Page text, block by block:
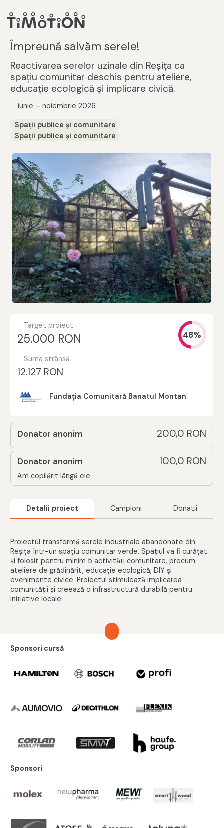
Împreună salvăm serele!
Reactivarea serelor uzinale din Reșița ca
spațiu comunitar deschis pentru ateliere,
educație ecologică și implicare civică.
iunie – noiembrie 2026
Spații publice și comunitare
Spații publice și comunitare
Target proiect
25.000 RON 48%
Suma strânsă
12.127 RON
Fundația Comunitară Banatul Montan
Donator anonim 200,0 RON
Donator anonim 100,0 RON
Am copilărit lângă ele
Detalii proiect Campioni Donatii
Proiectul transformă serele industriale abandonate din
Reșița într-un spațiu comunitar verde. Spațiul va fi curățat
și folosit pentru minim 5 activități comunitare, precum
ateliere de grădinărit, educație ecologică, DIY și
evenimente civice. Proiectul stimulează implicarea
comunității și creează o infrastructură durabilă pentru
inițiative locale.
Sponsori cursă
Sponsori